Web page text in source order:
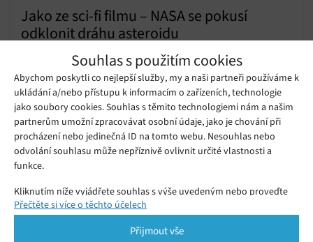
Souhlas s použitím cookies
Abychom poskytli co nejlepší služby, my a naši partneři používáme k
ukládání a/nebo přístupu k informacím o zařízeních, technologie
jako soubory cookies. Souhlas s těmito technologiemi nám a našim
partnerům umožní zpracovávat osobní údaje, jako je chování při
procházení nebo jedinečná ID na tomto webu. Nesouhlas nebo
odvolání souhlasu může nepříznivě ovlivnit určité vlastnosti a
funkce.
Kliknutím níže vyjádřete souhlas s výše uvedeným nebo proveďte
podrobnější rozhodnutí. Vaše volby budou použity pouze na tomto
pomocí přepínačů v Zásadách cookies nebo kliknutím na tlačítko
Přečtěte si více o těchto účelech
Přijmout vše
Jako ze sci-fi filmu – NASA se pokusí
odklonit dráhu asteroidu
Dnes 24. listopadu odstartovala jedna z nejzajímavějších
vesmírných misí poslední doby.
Studie ukazuje, že budoucnost solární
energie by mohla být v oboustranných
pohyblivých panelech
Sobota 06. 06. 2020 Redakce